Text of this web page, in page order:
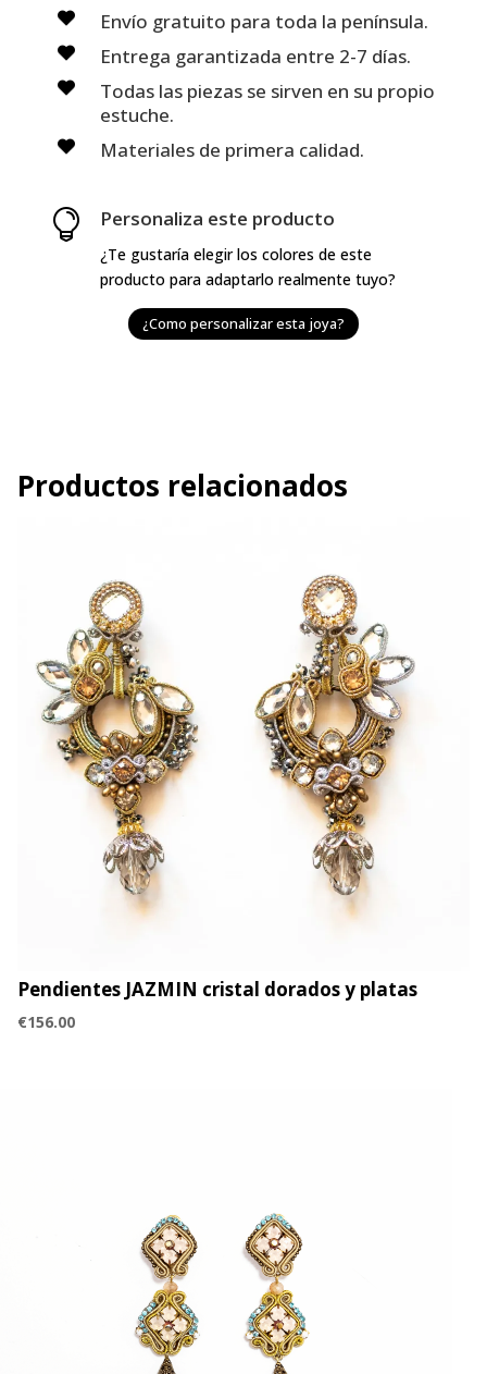
Envío gratuito para toda la península.
Entrega garantizada entre 2-7 días.
Todas las piezas se sirven en su propio
estuche.
Materiales de primera calidad.
 Personaliza este producto
¿Te gustaría elegir los colores de este
producto para adaptarlo realmente tuyo?
¿Como personalizar esta joya?
Productos relacionados
Pendientes JAZMIN cristal dorados y platas
€156.00